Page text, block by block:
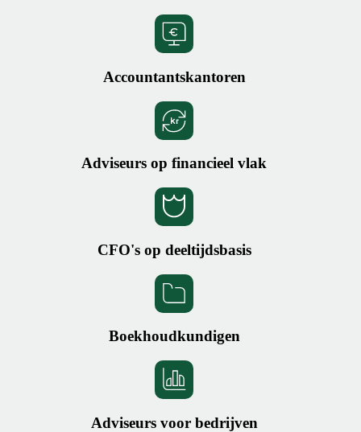
Accountantskantoren
Adviseurs op financieel vlak
CFO's op deeltijdsbasis
Boekhoudkundigen
Adviseurs voor bedrijven